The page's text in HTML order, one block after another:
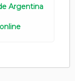
Argentina